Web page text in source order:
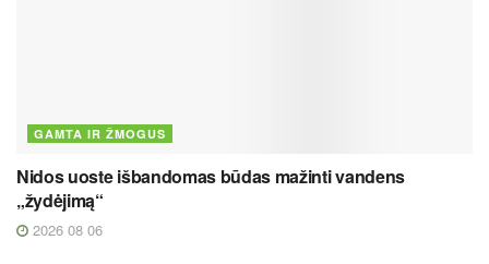
GAMTA IR ŽMOGUS
Nidos uoste išbandomas būdas mažinti vandens
„žydėjimą“
2026 08 06